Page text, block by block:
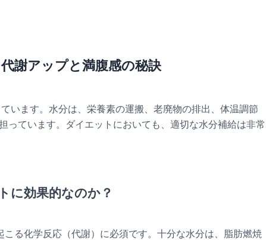
謝アップと満腹感の秘訣
います。水分は、栄養素の運搬、老廃物の排出、体温調節
っています。ダイエットにおいても、適切な水分補給は非常
に効果的なのか？
こる化学反応（代謝）に必須です。十分な水分は、脂肪燃焼